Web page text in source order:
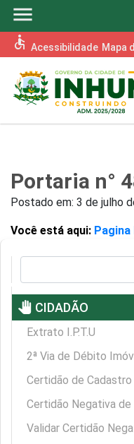
menu
accessible Acessibilidade Mapa
Portaria n°
Postado em: 3 de julho
Você está aqui: Pagina
pan_tool CIDADÃO
Extrato I.P.T.U
2ª Via de Débito
Certidão de
Certidão Negativa de
Validar Certidão